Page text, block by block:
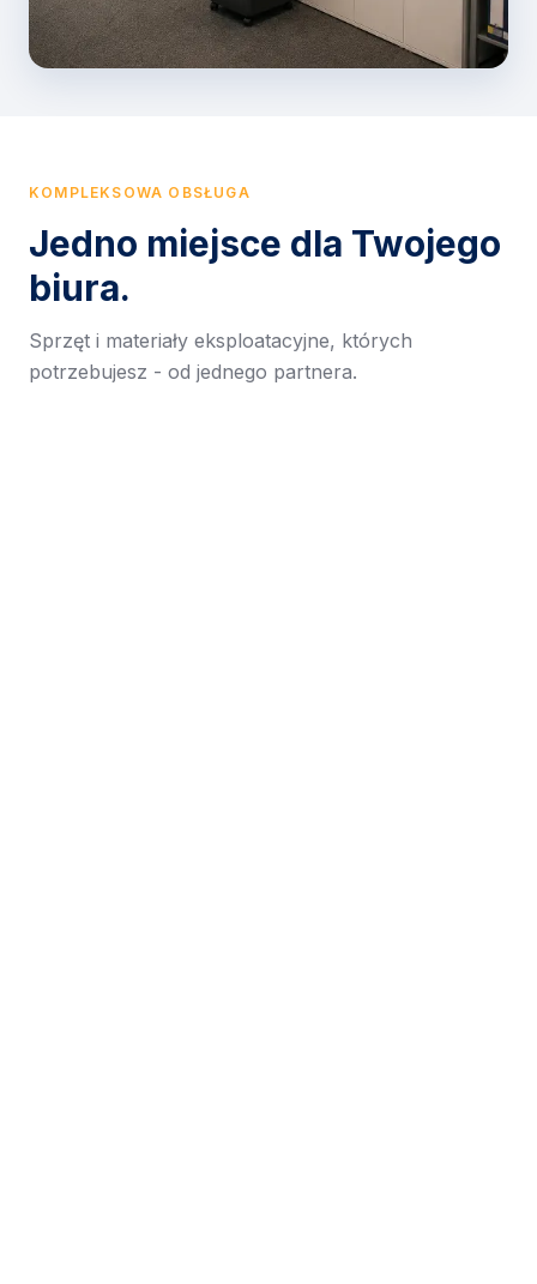
KOMPLEKSOWA OBSŁUGA
Jedno miejsce dla Twojego
biura.
Sprzęt i materiały eksploatacyjne, których
potrzebujesz - od jednego partnera.